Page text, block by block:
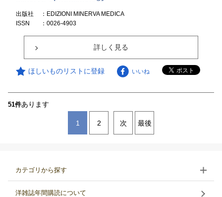
出版社
：EDIZIONI MINERVA MEDICA
ISSN
：0026-4903
詳しく見る
ほしいものリストに登録 いいね
51件あります
1 2 次 最後
カテゴリから探す
洋雑誌年間購読について